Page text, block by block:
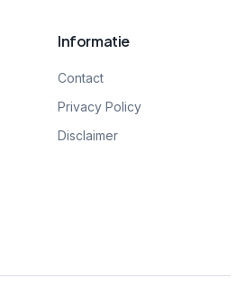
Informatie
Contact
Privacy Policy
Disclaimer